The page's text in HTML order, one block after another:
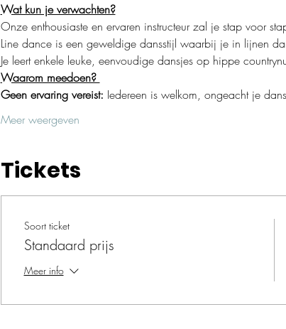
Wat kun je verwachten?
Onze enthousiaste en ervaren instructeur zal je stap voor
Line dance is een geweldige dansstijl waarbij je in lijnen
Je leert enkele leuke, eenvoudige dansjes op hippe
Waarom meedoen?
Geen ervaring vereist: Iedereen is welkom, ongeacht je
Meer weergeven
Tickets
Soort ticket
Standaard prijs
Meer info